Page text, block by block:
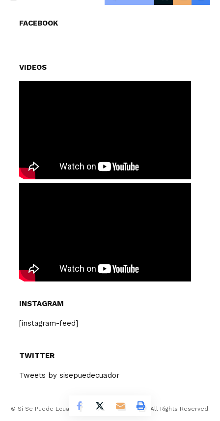
FACEBOOK
VIDEOS
INSTAGRAM
[instagram-feed]
TWITTER
Tweets by sisepuedecuador
© Si Se Puede Ecuador Design Company 2026. All Rights Reserved.